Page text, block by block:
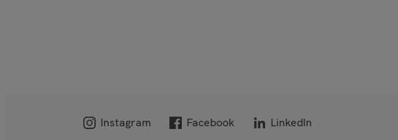
Instagram Facebook LinkedIn